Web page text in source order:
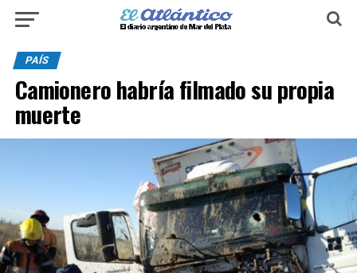
PAÍS
Camionero habría filmado su propia
muerte